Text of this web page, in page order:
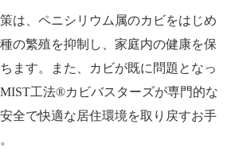
は、ペニシリウム属のカビをはじめ
の繁殖を抑制し、家庭内の健康を保
ます。また、カビが既に問題となっ
工法®カビバスターズが専門的な
全で快適な居住環境を取り戻すお手